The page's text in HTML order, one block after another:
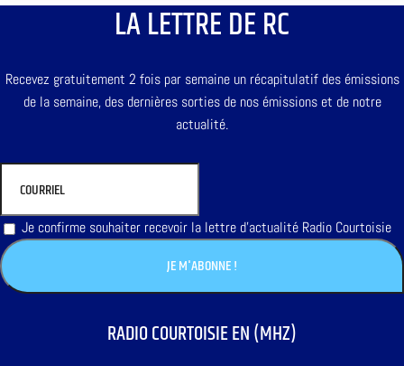
LA LETTRE DE RC
Recevez gratuitement 2 fois par semaine un récapitulatif des émissions
de la semaine, des dernières sorties de nos émissions et de notre
actualité.
Je confirme souhaiter recevoir la lettre d'actualité Radio Courtoisie
RADIO COURTOISIE EN (MHZ)